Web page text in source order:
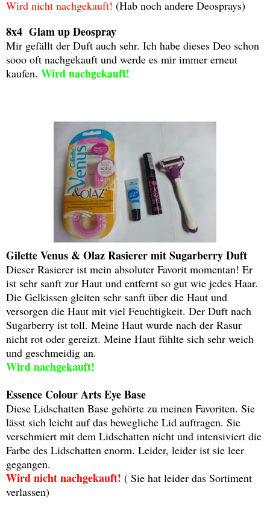
Wird nicht nachgekauft! (Hab noch andere Deosprays)
8x4 Glam up Deospray
Mir gefällt der Duft auch sehr. Ich habe dieses Deo schon
sooo oft nachgekauft und werde es mir immer erneut
kaufen. Wird nachgekauft!
Gilette Venus & Olaz Rasierer mit Sugarberry Duft
Dieser Rasierer ist mein absoluter Favorit momentan! Er
ist sehr sanft zur Haut und entfernt so gut wie jedes Haar.
Die Gelkissen gleiten sehr sanft über die Haut und
versorgen die Haut mit viel Feuchtigkeit. Der Duft nach
Sugarberry ist toll. Meine Haut wurde nach der Rasur
nicht rot oder gereizt. Meine Haut fühlte sich sehr weich
und geschmeidig an.
Wird nachgekauft!
Essence Colour Arts Eye Base
Diese Lidschatten Base gehörte zu meinen Favoriten. Sie
lässt sich leicht auf das bewegliche Lid auftragen. Sie
verschmiert mit dem Lidschatten nicht und intensiviert die
Farbe des Lidschatten enorm. Leider, leider ist sie leer
gegangen.
Wird nicht nachgekauft! ( Sie hat leider das Sortiment
verlassen)